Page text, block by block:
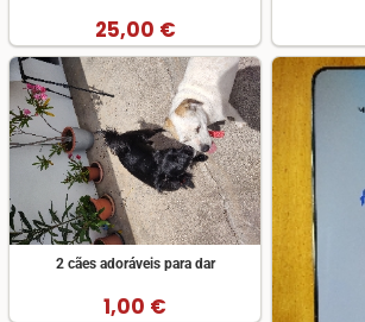
25,00 €
2 cães adoráveis para dar
1,00 €